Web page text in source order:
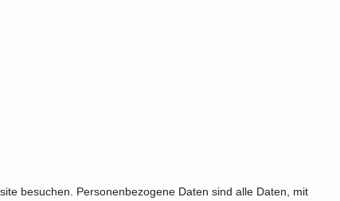
besuchen. Personenbezogene Daten sind alle Daten, mit